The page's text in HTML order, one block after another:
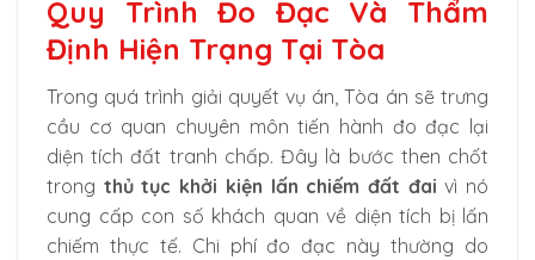
Quy Trình Đo Đạc Và Thẩm
Định Hiện Trạng Tại Tòa
Trong quá trình giải quyết vụ án, Tòa án sẽ trưng
cầu cơ quan chuyên môn tiến hành đo đạc lại
diện tích đất tranh chấp. Đây là bước then chốt
trong thủ tục khởi kiện lấn chiếm đất đai vì nó
cung cấp con số khách quan về diện tích bị lấn
chiếm thực tế. Chi phí đo đạc này thường do